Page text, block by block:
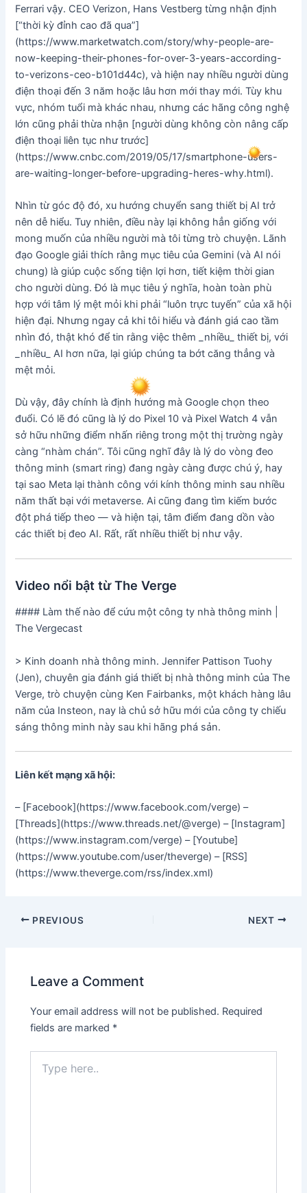
Ferrari vậy. CEO Verizon, Hans Vestberg từng nhận định
[“thời kỳ đỉnh cao đã qua”]
(https://www.marketwatch.com/story/why-people-are-
now-keeping-their-phones-for-over-3-years-according-
to-verizons-ceo-b101d44c), và hiện nay nhiều người dùng
điện thoại đến 3 năm hoặc lâu hơn mới thay mới. Tùy khu
vực, nhóm tuổi mà khác nhau, nhưng các hãng công nghệ
lớn cũng phải thừa nhận [người dùng không còn nâng cấp
điện thoại liên tục như trước]
(https://www.cnbc.com/2019/05/17/smartphone-users-
are-waiting-longer-before-upgrading-heres-why.html).
Nhìn từ góc độ đó, xu hướng chuyển sang thiết bị AI trở
nên dễ hiểu. Tuy nhiên, điều này lại không hẳn giống với
mong muốn của nhiều người mà tôi từng trò chuyện. Lãnh
đạo Google giải thích rằng mục tiêu của Gemini (và AI nói
chung) là giúp cuộc sống tiện lợi hơn, tiết kiệm thời gian
cho người dùng. Đó là mục tiêu ý nghĩa, hoàn toàn phù
hợp với tâm lý mệt mỏi khi phải “luôn trực tuyến” của xã hội
hiện đại. Nhưng ngay cả khi tôi hiểu và đánh giá cao tầm
nhìn đó, thật khó để tin rằng việc thêm _nhiều_ thiết bị, với
_nhiều_ AI hơn nữa, lại giúp chúng ta bớt căng thẳng và
mệt mỏi.
Dù vậy, đây chính là định hướng mà Google chọn theo
đuổi. Có lẽ đó cũng là lý do Pixel 10 và Pixel Watch 4 vẫn
sở hữu những điểm nhấn riêng trong một thị trường ngày
càng “nhàm chán”. Tôi cũng nghĩ đây là lý do vòng đeo
thông minh (smart ring) đang ngày càng được chú ý, hay
tại sao Meta lại thành công với kính thông minh sau nhiều
năm thất bại với metaverse. Ai cũng đang tìm kiếm bước
đột phá tiếp theo — và hiện tại, tâm điểm đang dồn vào
các thiết bị đeo AI. Rất, rất nhiều thiết bị như vậy.
Video nổi bật từ The Verge
#### Làm thế nào để cứu một công ty nhà thông minh |
The Vergecast
> Kinh doanh nhà thông minh. Jennifer Pattison Tuohy
(Jen), chuyên gia đánh giá thiết bị nhà thông minh của The
Verge, trò chuyện cùng Ken Fairbanks, một khách hàng lâu
năm của Insteon, nay là chủ sở hữu mới của công ty chiếu
sáng thông minh này sau khi hãng phá sản.
Liên kết mạng xã hội:
– [Facebook](https://www.facebook.com/verge) –
[Threads](https://www.threads.net/@verge) – [Instagram]
(https://www.instagram.com/verge) – [Youtube]
(https://www.youtube.com/user/theverge) – [RSS]
(https://www.theverge.com/rss/index.xml)
PREVIOUS NEXT
Leave a Comment
Your email address will not be published. Required
fields are marked *
here..